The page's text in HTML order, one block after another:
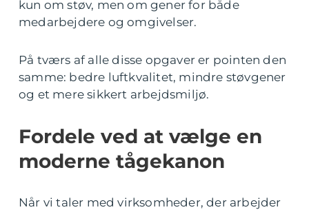
kun om støv, men om gener for både
medarbejdere og omgivelser.
På tværs af alle disse opgaver er pointen den
samme: bedre luftkvalitet, mindre støvgener
og et mere sikkert arbejdsmiljø.
Fordele ved at vælge en
moderne tågekanon
Når vi taler med virksomheder, der arbejder